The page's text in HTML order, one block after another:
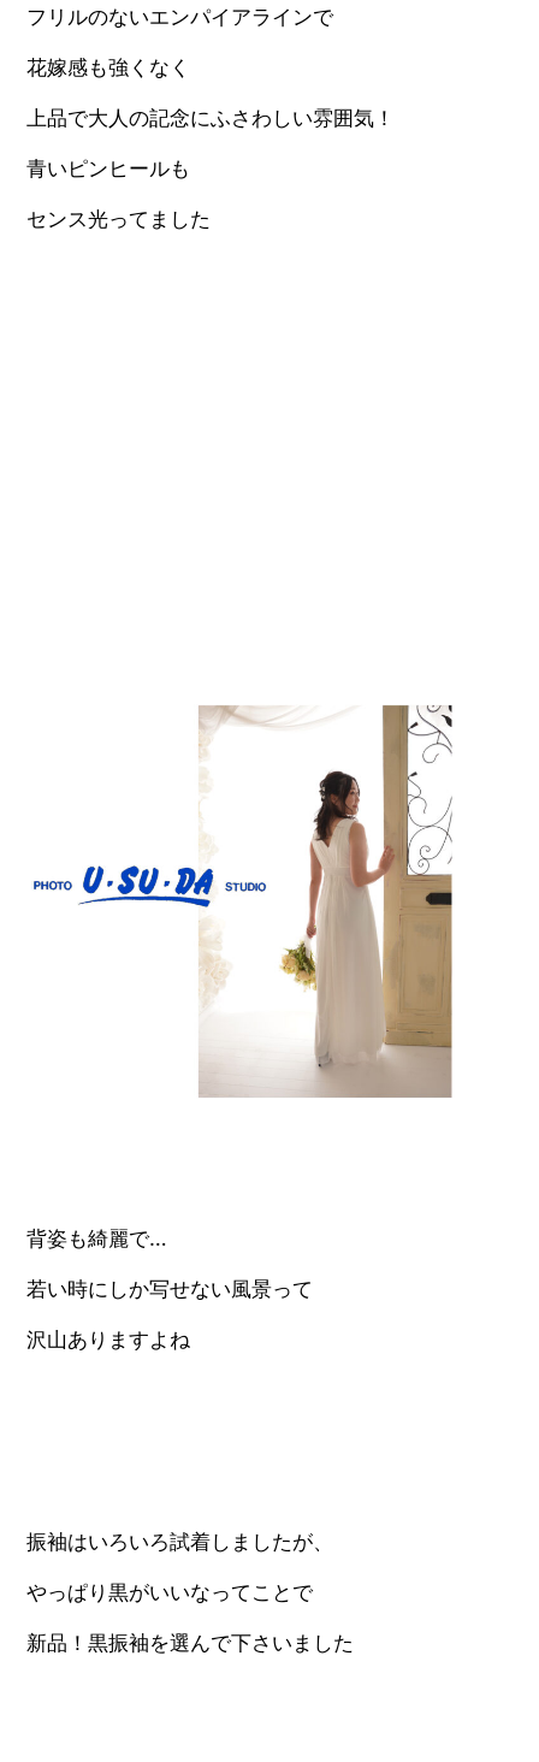
フリルのないエンパイアラインで
花嫁感も強くなく
上品で大人の記念にふさわしい雰囲気！
青いピンヒールも
センス光ってました
背姿も綺麗で…
若い時にしか写せない風景って
沢山ありますよね
振袖はいろいろ試着しましたが、
やっぱり黒がいいなってことで
新品！黒振袖を選んで下さいました